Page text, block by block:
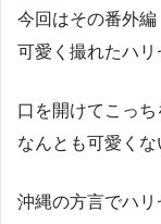
今回はその番外編
可愛く撮れたハ
口を開けてこっ
なんとも可愛くな
沖縄の方言でハ